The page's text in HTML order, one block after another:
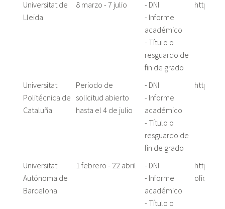
Universitat de
Lleida
8 marzo - 7 julio
- DNI
- Informe
académico
- Título o
resguardo de
fin de grado
http://
Universitat
Politécnica de
Cataluña
Periodo de
solicitud abierto
hasta el 4 de julio
- DNI
- Informe
académico
- Título o
resguardo de
fin de grado
https://
Universitat
Autónoma de
Barcelona
1 febrero - 22 abril
- DNI
- Informe
académico
- Título o
https://